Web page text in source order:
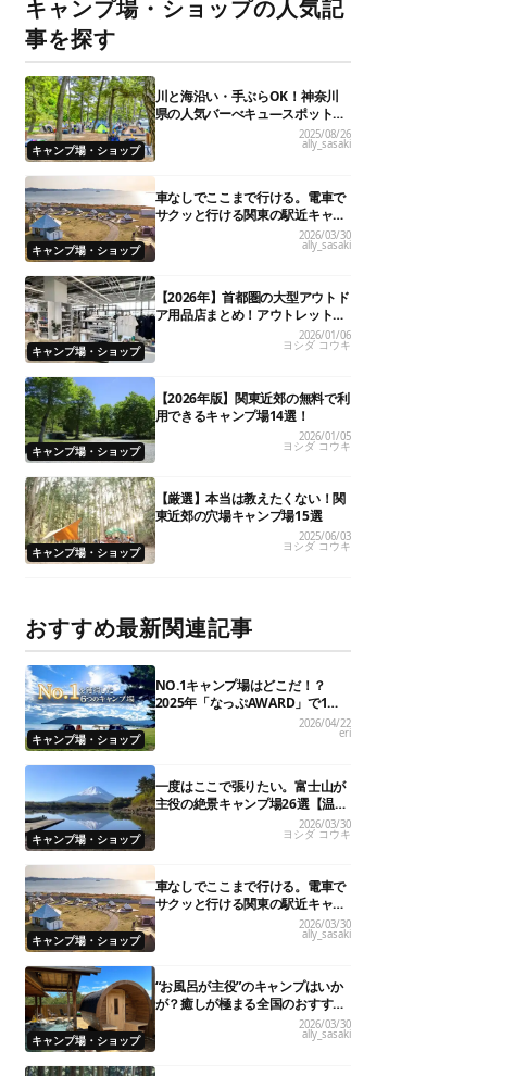
キャンプ場・ショップの人気記
事を探す
キャンプ場・ショップ
川と海沿い・手ぶらOK！神奈川
県の人気バーべキュ―スポット20
選
2025/08/26
ally_sasaki
キャンプ場・ショップ
車なしでここまで行ける。電車で
サクッと行ける関東の駅近キャン
プ場18選
2026/03/30
ally_sasaki
キャンプ場・ショップ
【2026年】首都圏の大型アウトド
ア用品店まとめ！アウトレット情
2026/01/06
ヨシダ コウキ
キャンプ場・ショップ
【2026年版】関東近郊の無料で利
用できるキャンプ場14選！
2026/01/05
ヨシダ コウキ
キャンプ場・ショップ
【厳選】本当は教えたくない！関
東近郊の穴場キャンプ場15選
2025/06/03
ヨシダ コウキ
おすすめ最新関連記事
キャンプ場・ショップ
NO.1キャンプ場はどこだ！？
2025年「なっぷAWARD」で1位
を獲得した人気6施設を大発表
2026/04/22
eri
キャンプ場・ショップ
一度はここで張りたい。富士山が
主役の絶景キャンプ場26選【温泉
や初心者向けまで】
2026/03/30
ヨシダ コウキ
キャンプ場・ショップ
車なしでここまで行ける。電車で
サクッと行ける関東の駅近キャン
プ場18選
2026/03/30
ally_sasaki
キャンプ場・ショップ
“お風呂が主役”のキャンプはいか
が？癒しが極まる全国のおすすめ
キャンプ場10選！
2026/03/30
ally_sasaki